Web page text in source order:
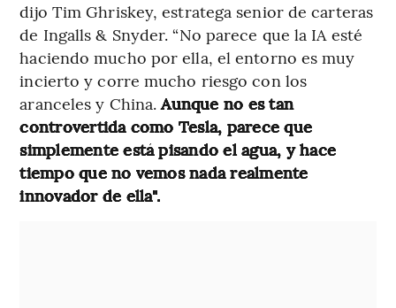
dijo Tim Ghriskey, estratega senior de carteras
de Ingalls & Snyder. “No parece que la IA esté
haciendo mucho por ella, el entorno es muy
incierto y corre mucho riesgo con los
aranceles y China.Aunque no es tan
controvertida como Tesla, parece que
simplemente está pisando el agua, y hace
tiempo que no vemos nada realmente
innovador de ella".